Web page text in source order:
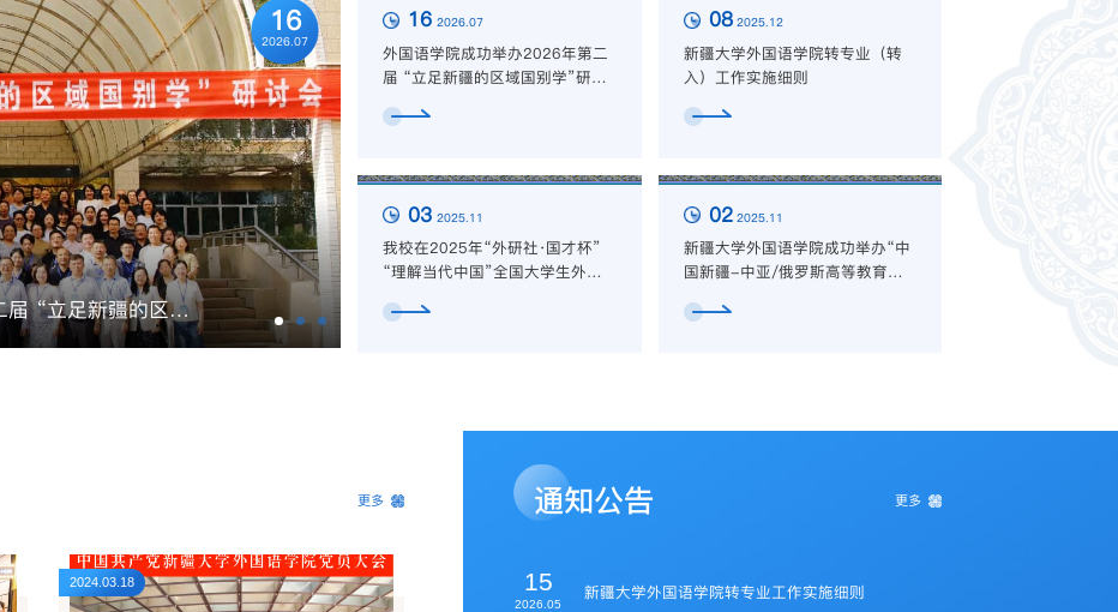
我校在2025年“外研社·国才杯”“理解当代中国”全国大学生外语能力大赛新疆赛区选拔赛中斩获佳绩
03
2025.11
16 2026.07
外国语学院成功举办2026年第二
届 “立足新疆的区域国别学”研讨
08 2025.12
新疆大学外国语学院转专业（转
入）工作实施细则
03 2025.11
我校在2025年“外研社·国才杯”
“理解当代中国”全国大学生外语
佳绩
02 2025.11
新疆大学外国语学院成功举办“中
国新疆-中亚/俄罗斯高等教育合
更多
2024.03.18
通知公告 更多
15
2026.05
新疆大学外国语学院转专业工作实施细则